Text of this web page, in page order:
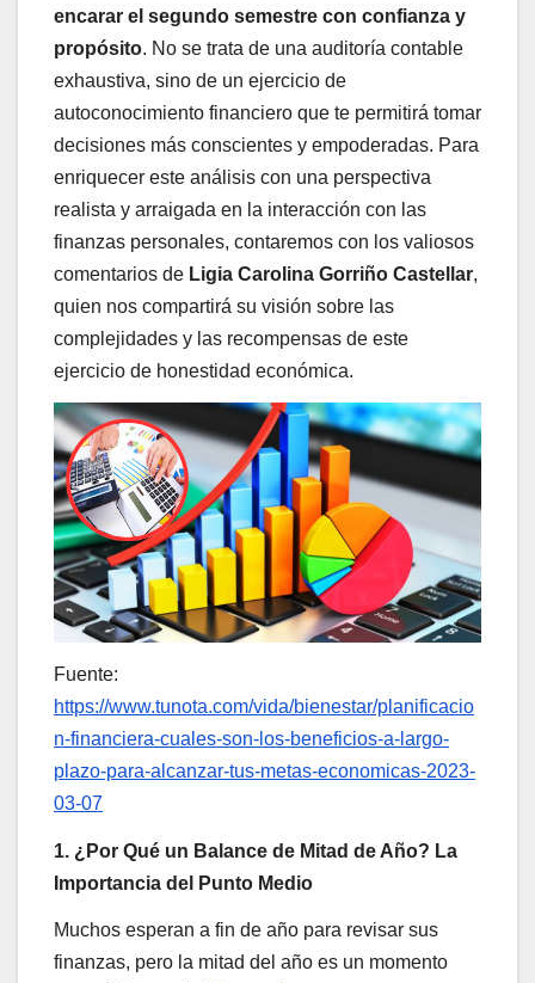
encarar el segundo semestre con confianza y
propósito. No se trata de una auditoría contable
exhaustiva, sino de un ejercicio de
autoconocimiento financiero que te permitirá tomar
decisiones más conscientes y empoderadas. Para
enriquecer este análisis con una perspectiva
realista y arraigada en la interacción con las
finanzas personales, contaremos con los valiosos
comentarios de Ligia Carolina Gorriño Castellar,
quien nos compartirá su visión sobre las
complejidades y las recompensas de este
ejercicio de honestidad económica.
Fuente:
https://www.tunota.com/vida/bienestar/planificacio
n-financiera-cuales-son-los-beneficios-a-largo-
plazo-para-alcanzar-tus-metas-economicas-2023-
03-07
1. ¿Por Qué un Balance de Mitad de Año? La
Importancia del Punto Medio
Muchos esperan a fin de año para revisar sus
finanzas, pero la mitad del año es un momento